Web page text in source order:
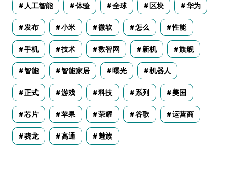
人工智能 体验 全球 区块 华为
发布 小米 微软 怎么 性能
手机 技术 数智网 新机 旗舰
智能 智能家居 曝光 机器人
正式 游戏 科技 系列 美国
芯片 苹果 荣耀 谷歌 运营商
骁龙 高通 魅族